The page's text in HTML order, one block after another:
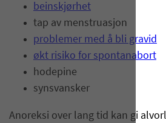
beinskjørhet
tap av menstruasjon
problemer med å bli gravid
økt risiko for spontanabort
hodepine
synsvansker
Anoreksi over lang tid kan gi